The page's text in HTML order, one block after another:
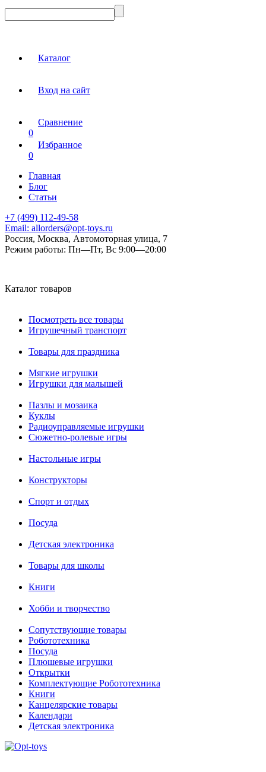
Каталог
Вход на сайт
Сравнение
0
Избранное
0
Главная
Блог
Статьи
+7 (499) 112-49-58
Email: allorders@opt-toys.ru
Россия, Москва, Автомоторная улица, 7
Режим работы: Пн—Пт, Вс 9:00—20:00
Каталог товаров
Посмотреть все товары
Игрушечный транспорт
Товары для праздника
Мягкие игрушки
Игрушки для малышей
Пазлы и мозаика
Куклы
Радиоуправляемые игрушки
Сюжетно-ролевые игры
Настольные игры
Конструкторы
Спорт и отдых
Посуда
Детская электроника
Товары для школы
Книги
Хобби и творчество
Сопутствующие товары
Робототехника
Посуда
Плюшевые игрушки
Открытки
Комплектующие Робототехника
Книги
Канцелярские товары
Календари
Детская электроника